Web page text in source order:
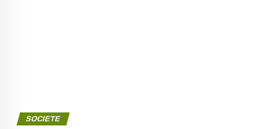
SOCIETE